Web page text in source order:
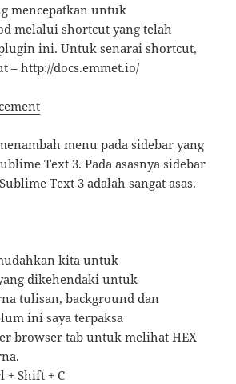
mencepatkan untuk
melalui shortcut yang telah
ini. Untuk senarai shortcut,
– http://docs.emmet.io/
menu pada sidebar yang
Text 3. Pada asasnya sidebar
Text 3 adalah sangat asas.
kita untuk
dikehendaki untuk
tulisan, background dan
ini saya terpaksa
browser tab untuk melihat HEX
+ Shift + C